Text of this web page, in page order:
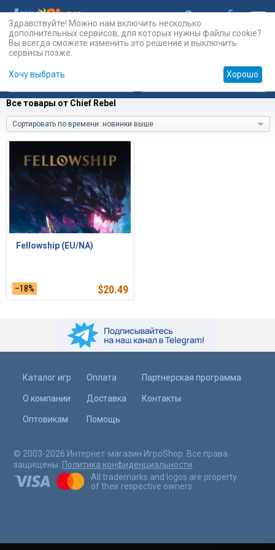
Карты Prepaid
Все товары от Chief Rebel
Сортировать по времени: новинки выше
Fellowship (EU/NA)
–18% $20.49
Каталог игр
О компании
Оптовикам
Оплата
Доставка
Помощь
Партнерская программа
Контакты
© 2003-2026 Интернет-магазин ИгроShop. Все права
защищены. Политика конфиденциальности
All trademarks and logos are property
of their respective owners.
Здравствуйте! Можно нам включить несколько
дополнительных сервисов, для которых нужны файлы cookie?
Вы всегда сможете изменить это решение и выключить
сервисы позже.
Хочу выбрать Хорошо